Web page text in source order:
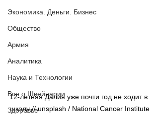
Экономика. Деньги. Бизнес
Общество
Армия
Аналитика
Наука и Технологии
Все о Швейцарии
Здоровье
12-летняя Далия уже почти год не ходит в
школу // unsplash / National Cancer Institute